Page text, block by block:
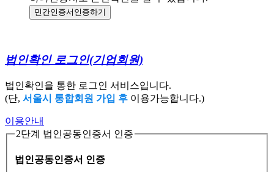
민간인증서 인증하기
법인확인 로그인(기업회원)
법인확인을 통한 로그인 서비스입니다.
(단, 서울시 통합회원 가입 후 이용가능합니다.)
이용안내
2단계 법인공동인증서 인증
법인공동인증서 인증